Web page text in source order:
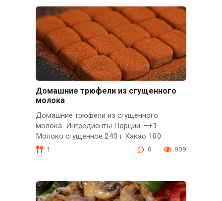
Домашние трюфели из сгущенного
молока
Домашние трюфели из сгущенного
молока Ингредиенты Порции: –+1
Молоко сгущенное 240 г Какао 100
1 0 909